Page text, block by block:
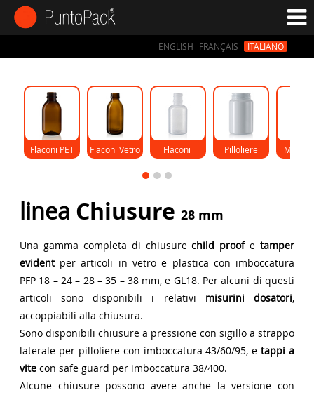
ENGLISH FRANÇAIS ITALIANO
Flaconi PET Flaconi Vetro
Flaconi
Pilloliere
linea Chiusure 28 mm
Una gamma completa di chiusurechild proofetamper
evidentper articoli in vetro e plastica con imboccatura
PFP 18 – 24 – 28 – 35 – 38 mm, e GL18. Per alcuni di questi
articoli sono disponibili i relativi misurini dosatori,
accoppiabili alla chiusura.
Sono disponibili chiusure a pressione con sigillo a strappo
laterale per pilloliere con imboccatura 43/60/95, e tappi a
vitecon safe guard per imboccatura 38/400.
Alcune chiusure possono avere anche la versione con